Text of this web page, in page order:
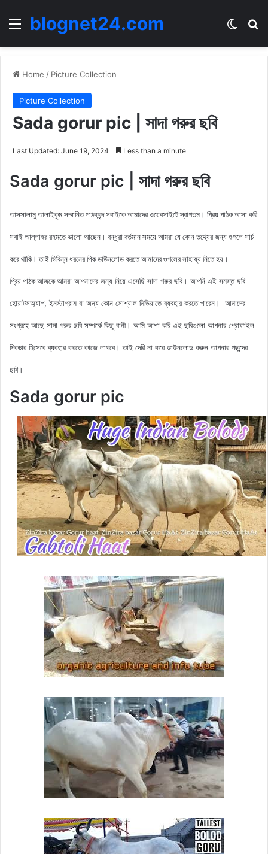
Menublognet24.com
Home / Picture Collection
Picture Collection
Sada gorur pic | সাদা গরুর ছবি
Last Updated: June 19, 2024 Less than a minute
Sada gorur pic | সাদা গরুর ছবি
আসসালামু আলাইকুম সম্মানিত পাঠকবৃন্দ সবাইকে আমাদের ওয়েবসাইটে স্বাগতম। প্রিয় পাঠক আসা করি
সবাই আল্লাহর রহমতে ভালো আছেন। বন্ধুরা বর্তমান সময়ে আমরা যে কোন তথ্যের জন্য গুগলে সার্চ
করে থাকি। তাই ভিবিন্ন ধরনের পিক ডাউনলোড করতে আমাদের গুগলের সাহায্য নিতে হয়।
প্রিয় পাঠক আজকেআমরা আপনাদের জন্য নিয়ে এসেছি সাদা গরুর ছবি। আপনি এই সমস্ত ছবি
হোয়াটসঅ্যাপ, ইনস্টাগ্রাম বা অন্য কোন সোশ্যাল মিডিয়াতে ব্যবহার করতে পারেন। আমাদের
সংগ্রহে আছে সাদা গরুর ছবি সম্পর্কে কিছু বানী। আমি আশা করি এই ছবিগুলো আপনার প্রোফাইল
পিকচার হিসেবে ব্যবহার করতে কাজে লাগবে। তাই দেরি না করে ডাউনলোড করুন আপনার পছন্দের
ছবি।
Sada gorur pic